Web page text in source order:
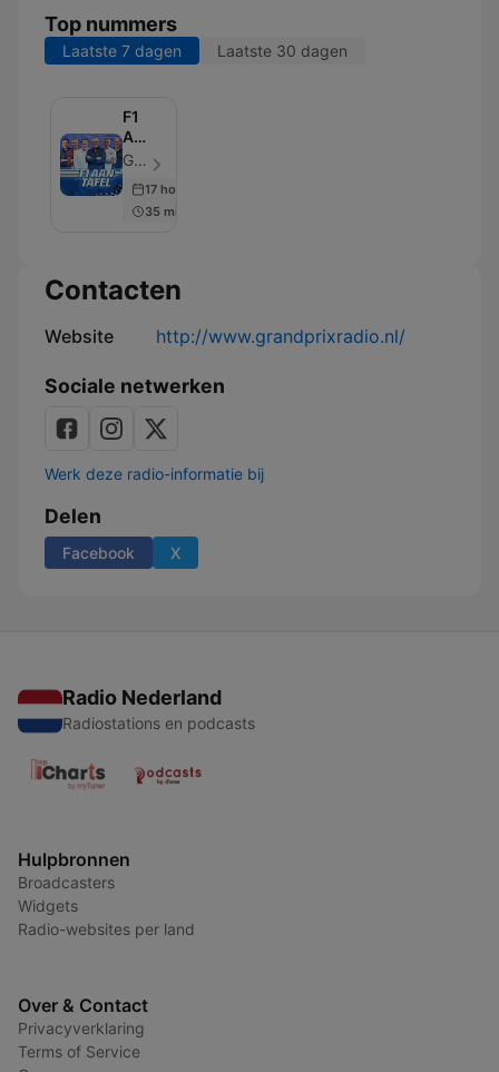
Top nummers
Laatste 7 dagen Laatste 30 dagen
F1
Aan
Tafel
Grand Prix Radio - Aflevering 102
17 hours ago
35 min
Contacten
Website http://www.grandprixradio.nl/
Sociale netwerken
Werk deze radio-informatie bij
Delen
Facebook X
Radio Nederland
Radiostations en podcasts
Hulpbronnen
Broadcasters
Widgets
Radio-websites per land
Over & Contact
Privacyverklaring
Terms of Service